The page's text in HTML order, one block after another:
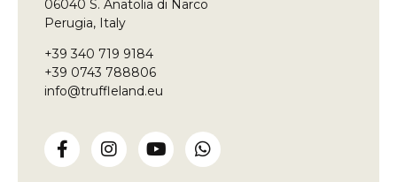
06040 S. Anatolia di Narco
Perugia, Italy
+39 340 719 9184
+39 0743 788806
info@truffleland.eu